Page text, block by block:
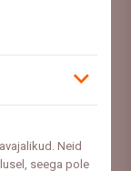
Neid
seega pole
olukorras,
tundub, et
summat